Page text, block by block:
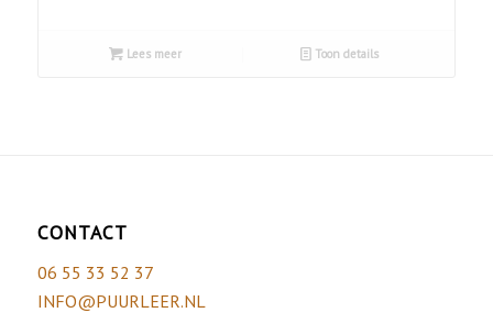
Lees meer Toon details
CONTACT
06 55 33 52 37
INFO@PUURLEER.NL